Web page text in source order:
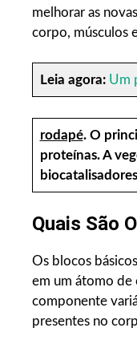
melhorar as
corpo, músculos
Leia agora:Um
rodapé. O
proteínas. A
Quais São
Os blocos
em um átomo de
componente
presentes no